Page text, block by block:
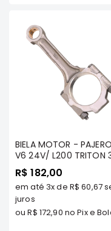
BIELA MOTOR -
V6 24V/ L200 TRITON
V6/ DAKAR 3.5 TDS/
PAJERO FULL 3.8 V6
(ECXETO MOTOR
- FRONTIER
R$ 182,00
em até 3xde R$ 60,67
juros
ouR$ 172,90 no Pix e